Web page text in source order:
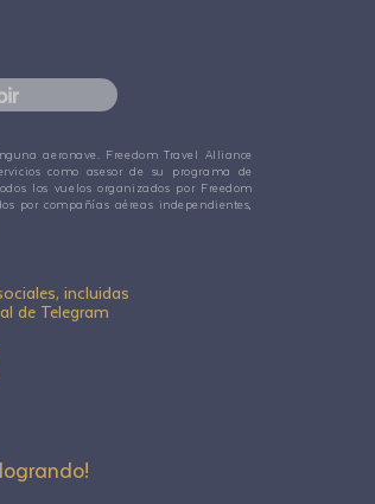
aeronave. Freedom Travel Alliance
como asesor de su programa de
los vuelos organizados por Freedom
por compañías aéreas independientes,
incluidas
de Telegram